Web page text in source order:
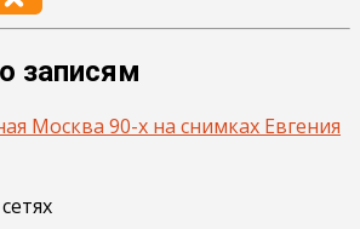
записям
Москва 90-х на снимках Евгения